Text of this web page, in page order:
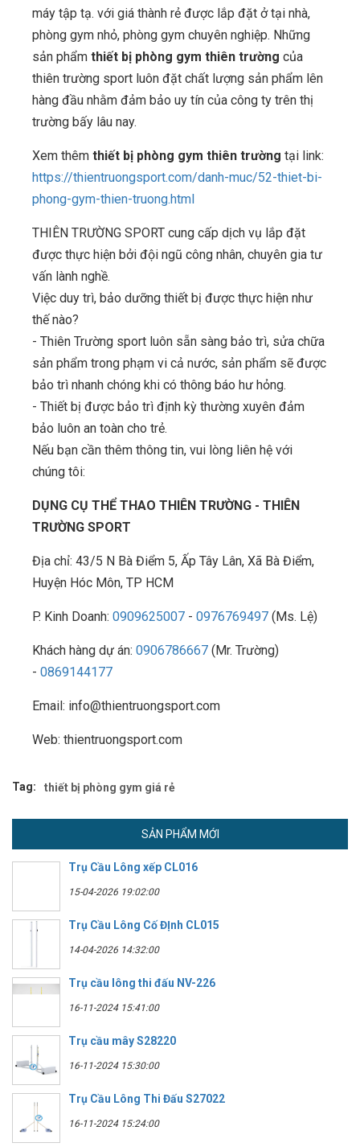
máy tập tạ. với giá thành rẻ được lắp đặt ở tại nhà,
phòng gym nhỏ, phòng gym chuyên nghiệp. Những
sản phẩm thiết bị phòng gym thiên trường của
thiên trường sport luôn đặt chất lượng sản phẩm lên
hàng đầu nhằm đảm bảo uy tín của công ty trên thị
trường bấy lâu nay.
Xem thêm thiết bị phòng gym thiên trường tại link:
https://thientruongsport.com/danh-muc/52-thiet-bi-
phong-gym-thien-truong.html
THIÊN TRƯỜNG SPORT cung cấp dịch vụ lắp đặt
được thực hiện bởi đội ngũ công nhân, chuyên gia tư
vấn lành nghề.
Việc duy trì, bảo dưỡng thiết bị được thực hiện như
thế nào?
- Thiên Trường sport luôn sẵn sàng bảo trì, sửa chữa
sản phẩm trong phạm vi cả nước, sản phẩm sẽ được
bảo trì nhanh chóng khi có thông báo hư hỏng.
- Thiết bị được bảo trì định kỳ thường xuyên đảm
bảo luôn an toàn cho trẻ.
Nếu bạn cần thêm thông tin, vui lòng liên hệ với
chúng tôi:
DỤNG CỤ THỂ THAO THIÊN TRƯỜNG - THIÊN
TRƯỜNG SPORT
Địa chỉ: 43/5 N Bà Điểm 5, Ấp Tây Lân, Xã Bà Điểm,
Huyện Hóc Môn, TP HCM
P. Kinh Doanh: 0909625007 - 0976769497 (Ms. Lệ)
Khách hàng dự án: 0906786667 (Mr. Trường)
- 0869144177
Email: info@thientruongsport.com
Web: thientruongsport.com
Tag: thiết bị phòng gym giá rẻ
SẢN PHẨM MỚI
Trụ Cầu Lông xếp CL016
15-04-2026 19:02:00
Trụ Cầu Lông Cố ĐỊnh CL015
14-04-2026 14:32:00
Trụ cầu lông thi đấu NV-226
16-11-2024 15:41:00
Trụ cầu mây S28220
16-11-2024 15:30:00
Trụ Cầu Lông Thi Đấu S27022
16-11-2024 15:24:00